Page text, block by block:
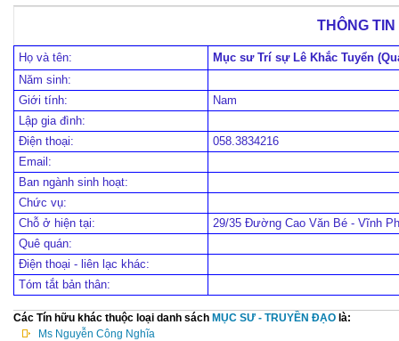
THÔNG
Họ và tên:
Mục sư Trí sự Lê Khắc Tuyển
Năm sinh:
Giới tính:
Nam
Lập gia đình:
Điện thoại:
058.3834216
Email:
Ban ngành sinh hoạt:
Chức vụ:
Chỗ ở hiện tại:
29/35 Đường Cao Văn Bé - Vĩnh
Quê quán:
Điện thoại - liên lạc khác:
Tóm tắt bản thân:
Các Tín hữu khác thuộc loại danh sách MỤC SƯ - TRUYỀN ĐẠO là:
Ms Nguyễn Công Nghĩa